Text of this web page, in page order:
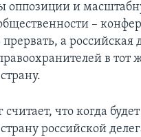
оппозиции и
–
а российская
в тот
считает, что когда
страну российской